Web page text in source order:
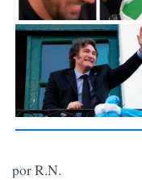
por R.N.